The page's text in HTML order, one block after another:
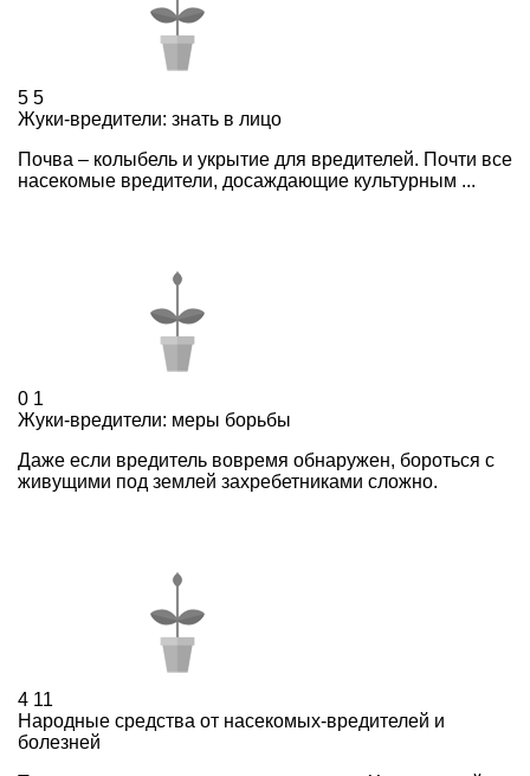
5 5
Жуки-вредители: знать в лицо
Почва – колыбель и укрытие для вредителей. Почти все
насекомые вредители, досаждающие культурным ...
0 1
Жуки-вредители: меры борьбы
Даже если вредитель вовремя обнаружен, бороться с
живущими под землей захребетниками сложно.
4 11
Народные средства от насекомых-вредителей и
болезней